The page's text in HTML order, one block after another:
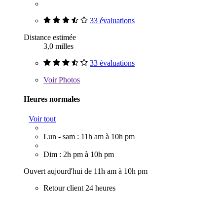
33 évaluations
Distance estimée
3,0 milles
33 évaluations
VoirPhotos
Heures normales
Voir tout
Lun - sam : 11h am à 10h pm
Dim : 2h pm à 10h pm
Ouvert aujourd'hui de 11h am à 10h pm
Retour client 24 heures